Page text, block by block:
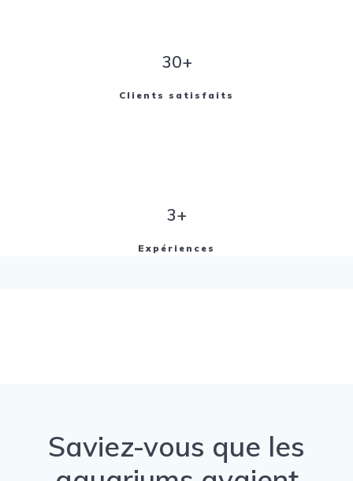
30+
Clients satisfaits
3+
Expériences
Saviez-vous que les